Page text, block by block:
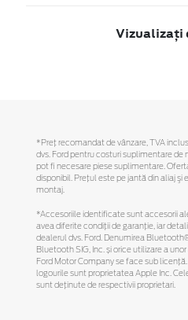
Vizualizați
*Preţ recomandat de vânzare, TVA
dvs. Ford pentru costuri suplimentare de
pot fi necesare piese suplimentare.
disponibil. Preţul este pe jantă din aliaj şi
montaj.
*Accesoriile identificate sunt accesorii
avea diferite condiții de garanție, iar
dealerul dvs. Ford. Denumirea
Bluetooth SIG, Inc. și orice utilizare a
Ford Motor Company se face sub
logourile sunt proprietatea Apple Inc.
sunt deținute de respectivii proprietari.